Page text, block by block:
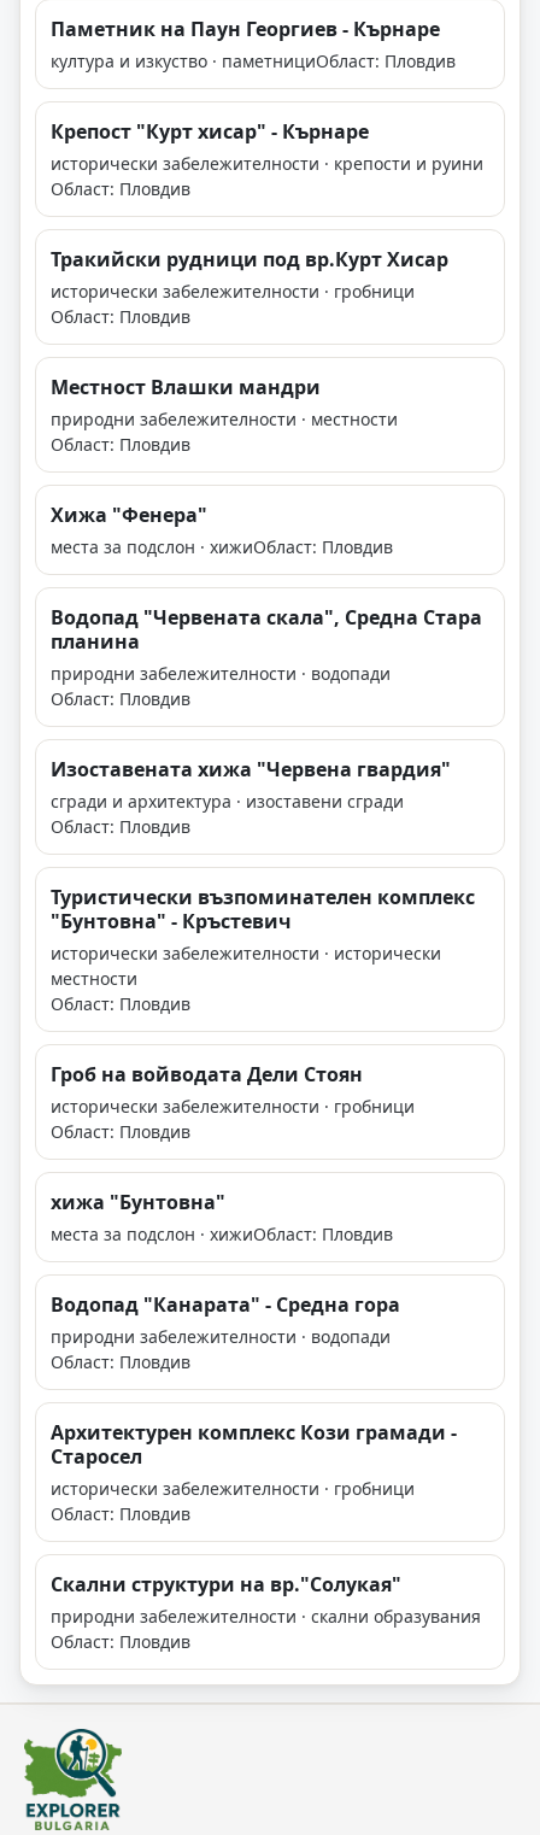
Паметник на Паун Георгиев - Кърнаре
култура и изкуство · паметнициОбласт: Пловдив
Крепост "Курт хисар" - Кърнаре
исторически забележителности · крепости и руини
Област: Пловдив
Тракийски рудници под вр.Курт Хисар
исторически забележителности · гробници
Област: Пловдив
Местност Влашки мандри
природни забележителности · местности
Област: Пловдив
Хижа "Фенера"
места за подслон · хижиОбласт: Пловдив
Водопад "Червената скала", Средна Стара
планина
природни забележителности · водопади
Област: Пловдив
Изоставената хижа "Червена гвардия"
сгради и архитектура · изоставени сгради
Област: Пловдив
Туристически възпоминателен комплекс
"Бунтовна" - Кръстевич
исторически забележителности · исторически
местности
Област: Пловдив
Гроб на войводата Дели Стоян
исторически забележителности · гробници
Област: Пловдив
хижа "Бунтовна"
места за подслон · хижиОбласт: Пловдив
Водопад "Канарата" - Средна гора
природни забележителности · водопади
Област: Пловдив
Архитектурен комплекс Кози грамади -
Старосел
исторически забележителности · гробници
Област: Пловдив
Скални структури на вр."Солукая"
природни забележителности · скални образувания
Област: Пловдив